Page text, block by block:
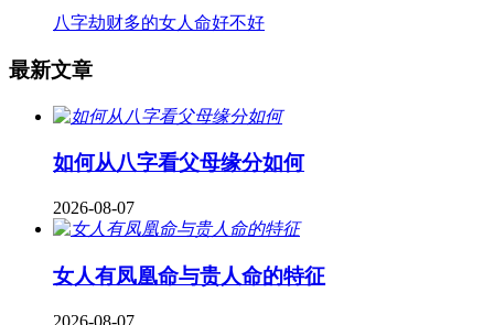
八字劫财多的女人命好不好
最新文章
如何从八字看父母缘分如何
2026-08-07
女人有凤凰命与贵人命的特征
2026-08-07